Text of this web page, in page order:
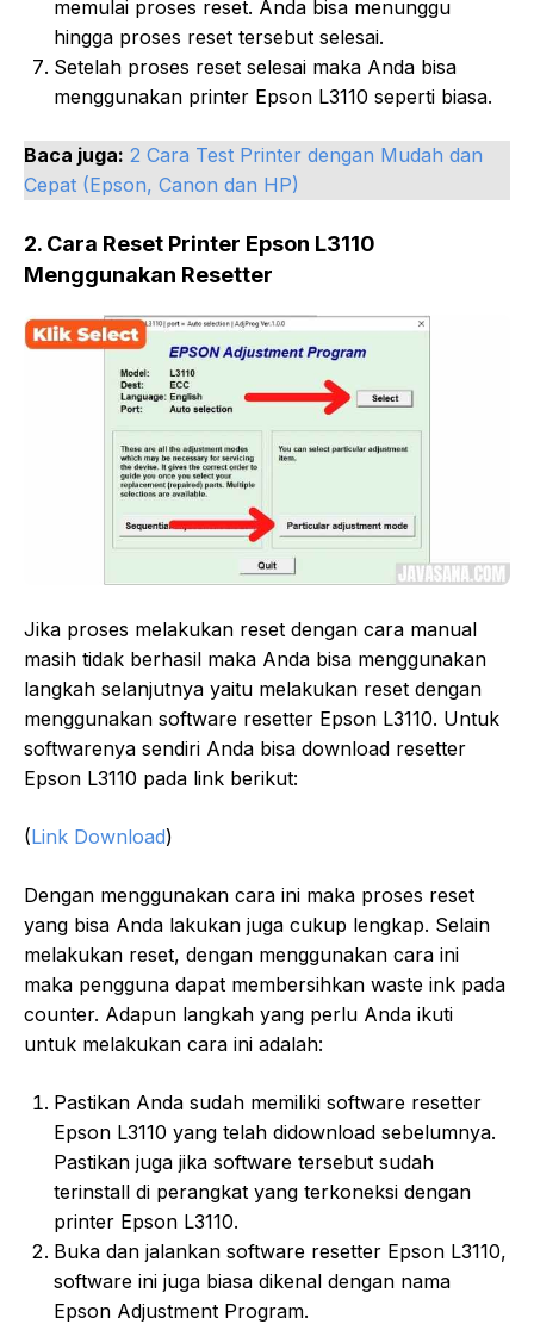
memulai proses reset. Anda bisa menunggu
hingga proses reset tersebut selesai.
Setelah proses reset selesai maka Anda bisa
menggunakan printer Epson L3110 seperti biasa.
Baca juga: 2 Cara Test Printer dengan Mudah dan
Cepat (Epson, Canon dan HP)
2. Cara Reset Printer Epson L3110
Menggunakan Resetter
Jika proses melakukan reset dengan cara manual
masih tidak berhasil maka Anda bisa menggunakan
langkah selanjutnya yaitu melakukan reset dengan
menggunakan software resetter Epson L3110. Untuk
softwarenya sendiri Anda bisa download resetter
Epson L3110 pada link berikut:
(Link Download)
Dengan menggunakan cara ini maka proses reset
yang bisa Anda lakukan juga cukup lengkap. Selain
melakukan reset, dengan menggunakan cara ini
maka pengguna dapat membersihkan waste ink pada
counter. Adapun langkah yang perlu Anda ikuti
untuk melakukan cara ini adalah:
Pastikan Anda sudah memiliki software resetter
Epson L3110 yang telah didownload sebelumnya.
Pastikan juga jika software tersebut sudah
terinstall di perangkat yang terkoneksi dengan
printer Epson L3110.
Buka dan jalankan software resetter Epson L3110,
software ini juga biasa dikenal dengan nama
Epson Adjustment Program.